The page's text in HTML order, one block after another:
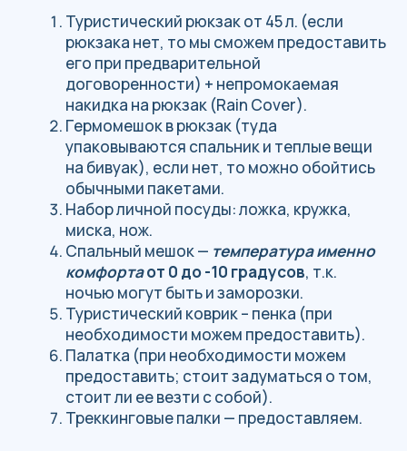
ЛАРИСА
БАРАБАНОВА
Аттестованный
инструктор-проводник
на маршруты ски-
альпинизма и фрирайда
— регистрационный
№ В011−161−77/1 846 050.
ЧленАГГР, курсант школы
гидов АГГР, диплом РЛЦ –
модуль PRO, инструктор
НЛИ по сноуборду
категории C.
ЧТО ГОВОРЯТ
НАШИ КЛИЕНТЫ